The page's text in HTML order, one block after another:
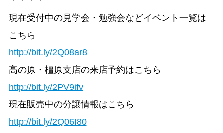
現在受付中の見学会・勉強会などイベント一覧は
こちら
http://bit.ly/2Q08ar8
高の原・橿原支店の来店予約はこちら
http://bit.ly/2PV9ifv
現在販売中の分譲情報はこちら
http://bit.ly/2Q06I80